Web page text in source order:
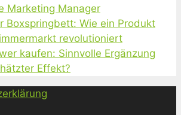
Marketing Manager
Boxspringbett: Wie ein Produkt
revolutioniert
kaufen: Sinnvolle Ergänzung
Effekt?